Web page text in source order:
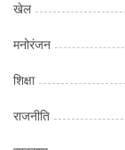
खेल
मनोरंजन
शिक्षा
राजनीति